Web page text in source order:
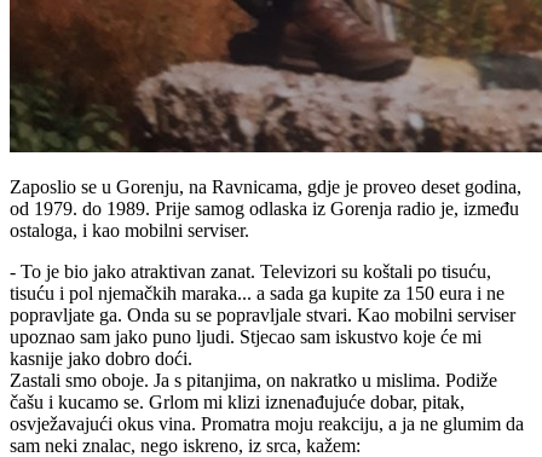
Zaposlio se u Gorenju, na Ravnicama, gdje je proveo deset godina,
od 1979. do 1989. Prije samog odlaska iz Gorenja radio je, između
ostaloga, i kao mobilni serviser.
- To je bio jako atraktivan zanat. Televizori su koštali po tisuću,
tisuću i pol njemačkih maraka... a sada ga kupite za 150 eura i ne
popravljate ga. Onda su se popravljale stvari. Kao mobilni serviser
upoznao sam jako puno ljudi. Stjecao sam iskustvo koje će mi
kasnije jako dobro doći.
Zastali smo oboje. Ja s pitanjima, on nakratko u mislima. Podiže
čašu i kucamo se. Grlom mi klizi iznenađujuće dobar, pitak,
osvježavajući okus vina. Promatra moju reakciju, a ja ne glumim da
sam neki znalac, nego iskreno, iz srca, kažem: